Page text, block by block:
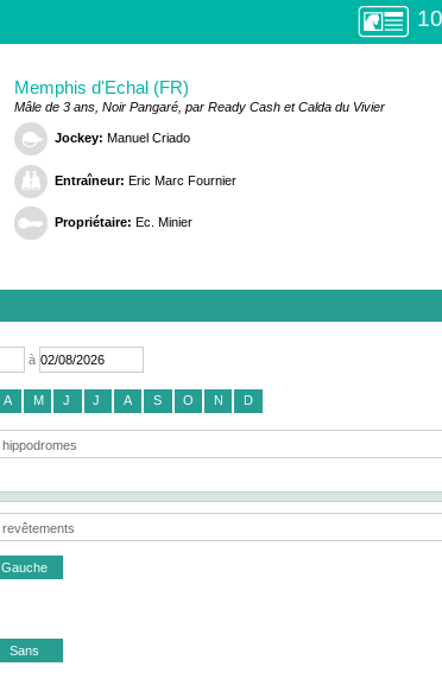
Memphis d'Echal (FR)
Mâle de 3 ans, Noir Pangaré, par Ready Cash et Calda du Vivier
Jockey: Manuel Criado
Entraîneur: Eric Marc Fournier
Propriétaire: Ec. Minier
à
A M J J A S O N D
Gauche
Sans